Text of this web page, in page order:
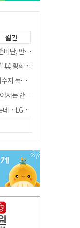
월간
알고있었다"
年 4200만원'
서 있었다
는 안된다
왜 엇갈릴까
1층만 운영
원 방안 확정"
부군수 취임
[개미와글와글]